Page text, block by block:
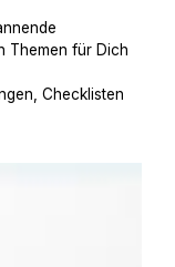
Themen für Dich
Checklisten